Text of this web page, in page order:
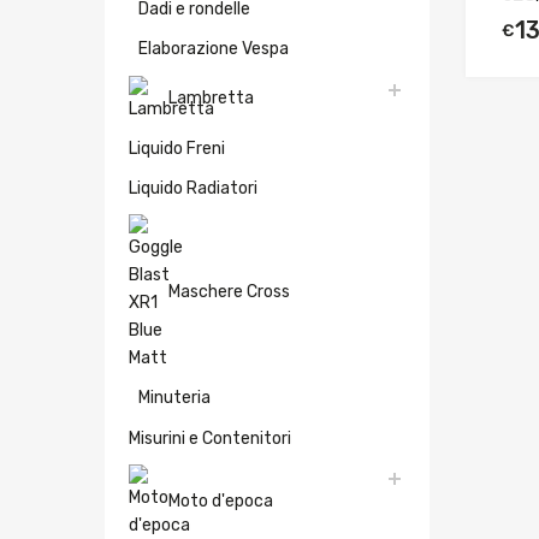
€
Dadi e rondelle
Elaborazione Vespa
Lambretta
Liquido Freni
Liquido Radiatori
Maschere Cross
Minuteria
Misurini e Contenitori
Moto d'epoca